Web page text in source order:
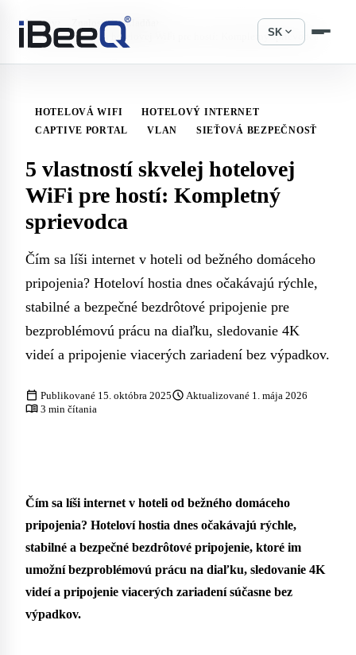
SK expand_more
Domov Znalostná základňa
5 vlastností skvelej hotelovej WiFi pre hostí: Kompletný sprievodca
HOTELOVÁ WIFI
HOTELOVÝ INTERNET
CAPTIVE PORTAL
VLAN SIEŤOVÁ BEZPEČNOSŤ
5 vlastností skvelej hotelovej
WiFi pre hostí: Kompletný
sprievodca
Čím sa líši internet v hoteli od bežného domáceho
pripojenia? Hoteloví hostia dnes očakávajú rýchle,
stabilné a bezpečné bezdrôtové pripojenie pre
bezproblémovú prácu na diaľku, sledovanie 4K
videí a pripojenie viacerých zariadení bez výpadkov.
calendar_today Publikované 15. októbra 2025schedule Aktualizované 1. mája 2026
menu_book 3 min čítania
Čím sa líši internet v hoteli od bežného domáceho
pripojenia? Hoteloví hostia dnes očakávajú rýchle,
stabilné a bezpečné bezdrôtové pripojenie, ktoré im
umožní bezproblémovú prácu na diaľku, sledovanie 4K
videí a pripojenie viacerých zariadení súčasne bez
výpadkov.